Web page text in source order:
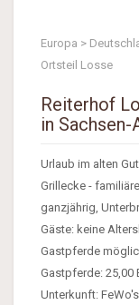
Europa >
Ortsteil Losse
Reiterhof
in
Urlaub im alten
Grillecke -
ganzjährig,
Gäste: keine
Gastpferde
Gastpferde: 25,00
Unterkunft: